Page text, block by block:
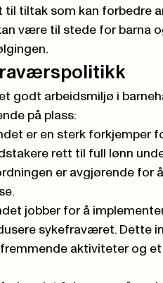
til tiltak som kan forbedre
være til stede for barna
godt arbeidsmiljø i
på plass:
er en sterk forkjemper
rett til full lønn
er avgjørende for
jobber for å
sykefraværet. Dette
aktiviteter og